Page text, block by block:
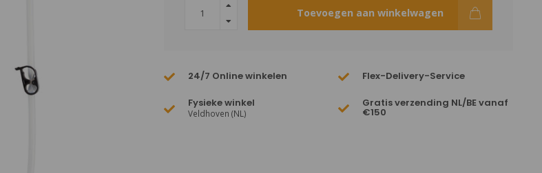
Toevoegen aan winkelwagen
24/7 Online winkelen Flex-Delivery-Service
Fysieke winkel
Veldhoven (NL)
Gratis verzending NL/BE vanaf
€150